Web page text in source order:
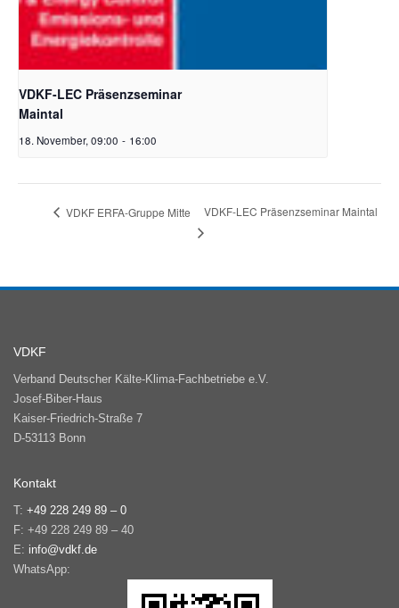
VDKF-LEC Präsenzseminar
Maintal
18. November, 09:00 - 16:00
VDKF ERFA-Gruppe Mitte VDKF-LEC Präsenzseminar Maintal
VDKF
Verband Deutscher Kälte-Klima-Fachbetriebe e.V.
Josef-Biber-Haus
Kaiser-Friedrich-Straße 7
D-53113 Bonn
Kontakt
T: +49 228 249 89 – 0
F: +49 228 249 89 – 40
E: info@vdkf.de
WhatsApp: